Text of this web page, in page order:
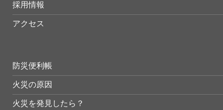
採用情報
アクセス
防災便利帳
火災の原因
火災を発見したら？